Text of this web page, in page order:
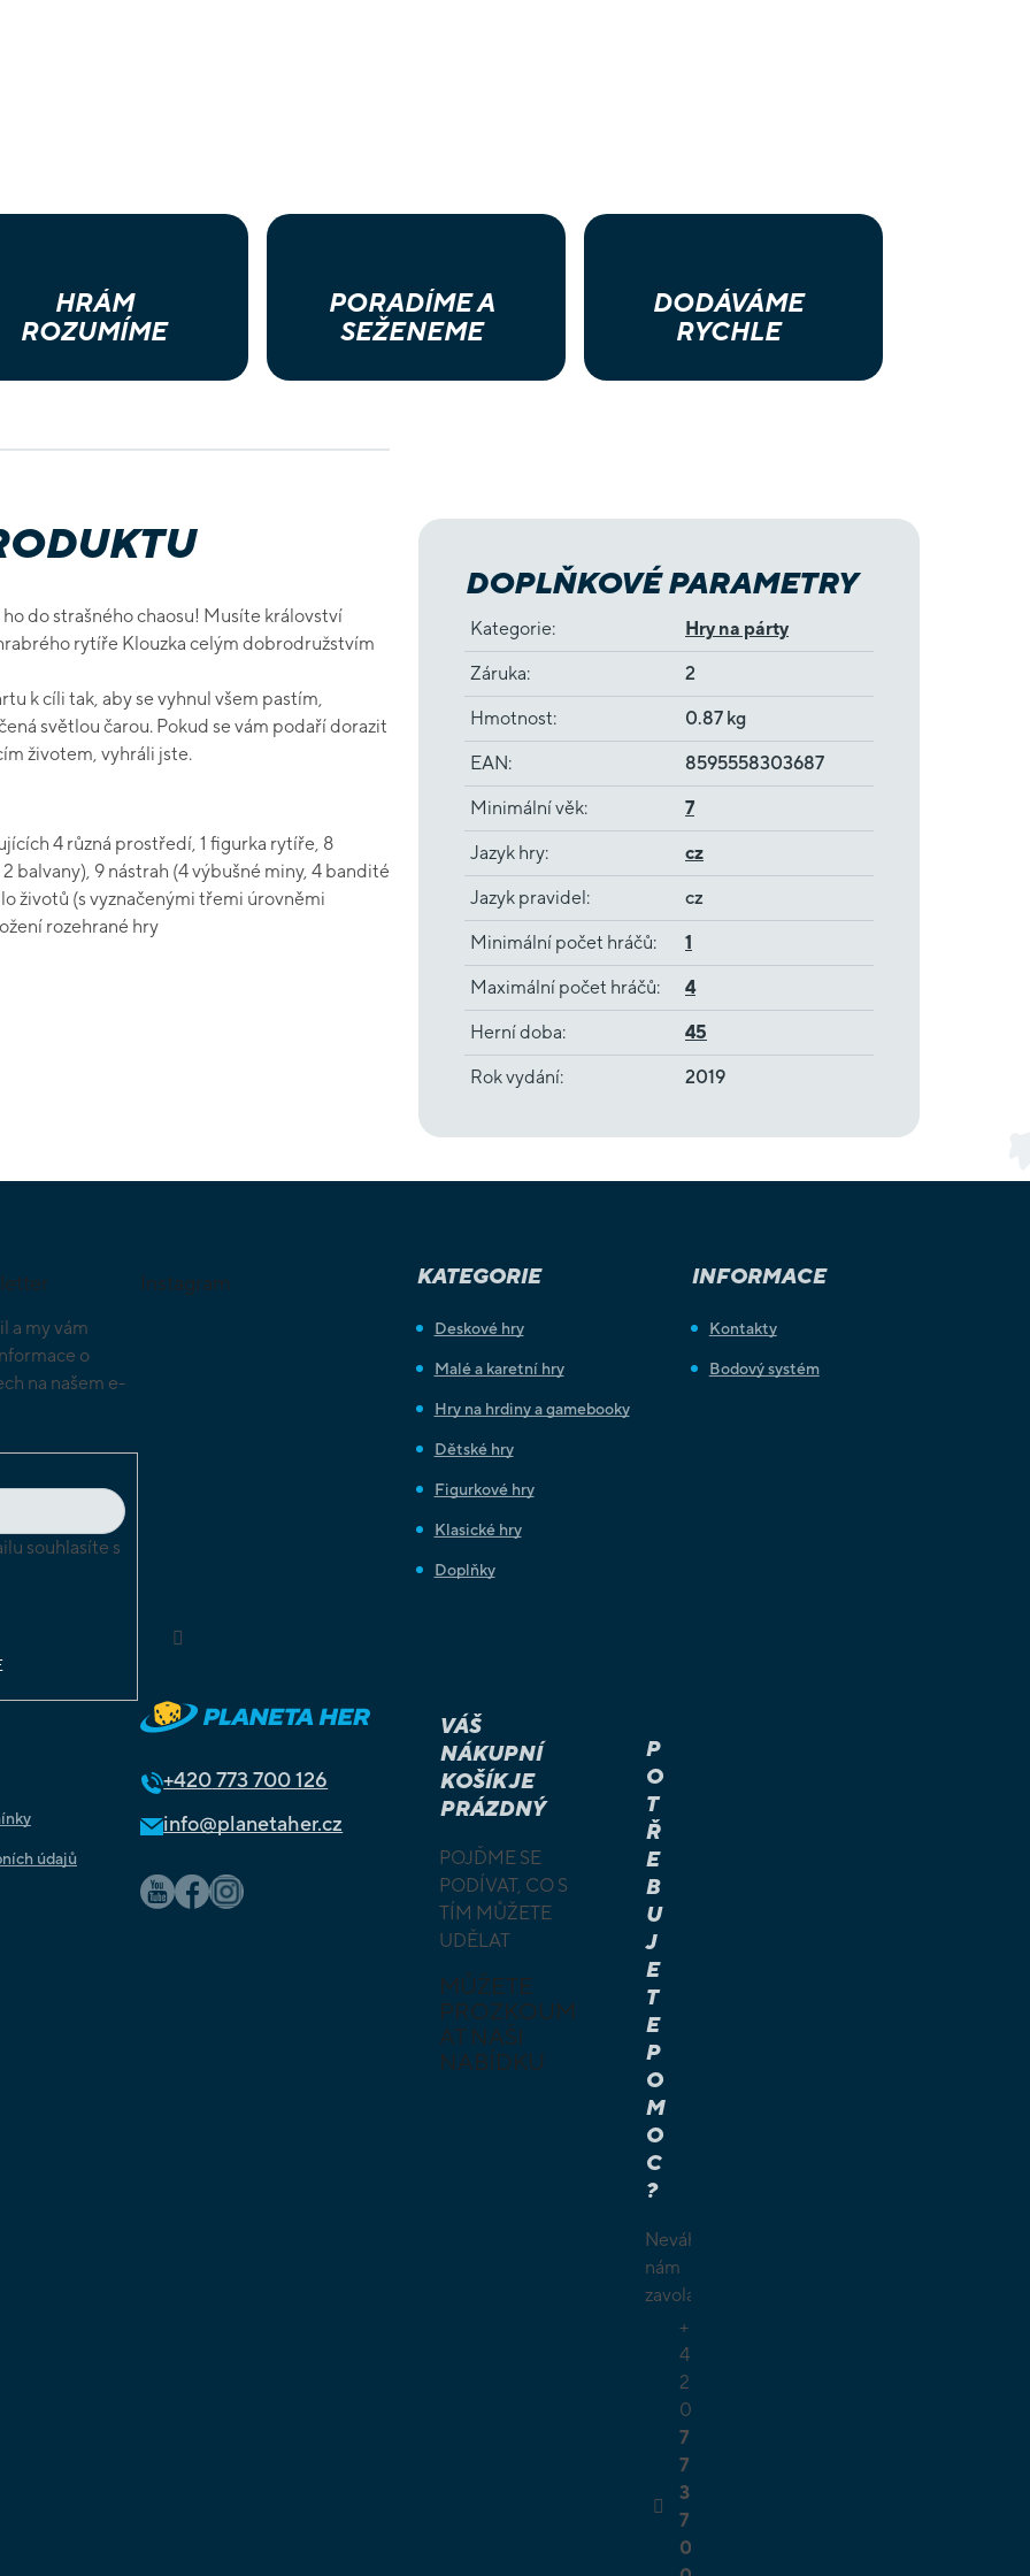
HRÁM
ROZUMÍME
PORADÍME A
SEŽENEME
DODÁVÁME
RYCHLE
do strašného chaosu! Musíte království
rytíře Klouzka celým dobrodružstvím
k cíli tak, aby se vyhnul všem pastím,
světlou čarou. Pokud se vám podaří dorazit
životem, vyhráli jste.
4 různá prostředí, 1 figurka rytíře, 8
balvany), 9 nástrah (4 výbušné miny, 4 bandité
životů (s vyznačenými třemi úrovněmi
rozehrané hry
DOPLŇKOVÉ PARAMETRY
Kategorie: Hry na párty
Záruka: 2
Hmotnost: 0.87 kg
EAN: 8595558303687
Minimální věk: 7
Jazyk hry: cz
Jazyk pravidel: cz
Minimální počet hráčů: 1
Maximální počet hráčů: 4
Herní doba: 45
Rok vydání: 2019
a my vám
o
na našem e-
souhlasíte s
Instagram KATEGORIE
Deskové hry
Malé a karetní hry
Hry na hrdiny a gamebooky
Dětské hry
Figurkové hry
Klasické hry
Doplňky
INFORMACE
Kontakty
Bodový systém
údajů
+420773 700 126
info@planetaher.cz
VÁŠ
NÁKUPNÍ
KOŠÍK JE
PRÁZDNÝ
POJĎME SE
PODÍVAT, CO S
TÍM MŮŽETE
UDĚLAT
MŮŽETE
PROZKOUM
AT NAŠI
NABÍDKU
P
O
T
Ř
E
B
U
J
E
T
E
P
O
M
O
C
?
Neváhejte
nám
zavolat.
+
4
2
0
7
7
3
7
0